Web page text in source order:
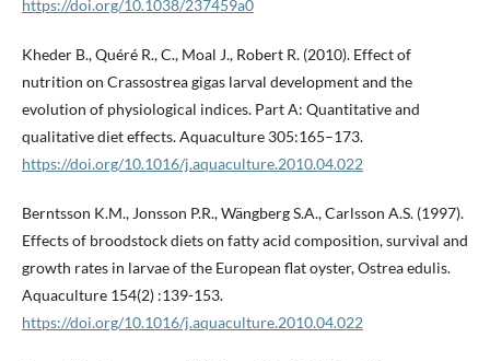
https://doi.org/10.1038/237459a0
Kheder B., Quéré R., C., Moal J., Robert R. (2010). Effect of
nutrition on Crassostrea gigas larval development and the
evolution of physiological indices. Part A: Quantitative and
qualitative diet effects. Aquaculture 305:165–173.
https://doi.org/10.1016/j.aquaculture.2010.04.022
Berntsson K.M., Jonsson P.R., Wängberg S.A., Carlsson A.S. (1997).
Effects of broodstock diets on fatty acid composition, survival and
growth rates in larvae of the European flat oyster, Ostrea edulis.
Aquaculture 154(2) :139-153.
https://doi.org/10.1016/j.aquaculture.2010.04.022